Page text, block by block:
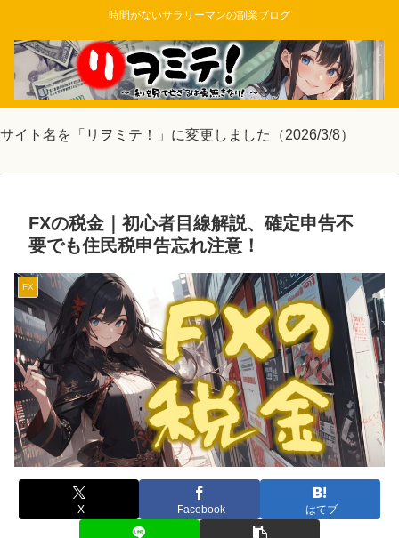
時間がないサラリーマンの副業ブログ
サイト名を「リヲミテ！」に変更しました（2026/3/8）
FXの税金｜初心者目線解説、確定申告不
要でも住民税申告忘れ注意！
FX
X Facebook はてブ